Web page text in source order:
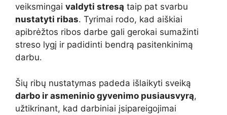
veiksmingai valdyti stresą taip pat svarbu
nustatyti ribas. Tyrimai rodo, kad aiškiai
apibrėžtos ribos darbe gali gerokai sumažinti
streso lygį ir padidinti bendrą pasitenkinimą
darbu.
Šių ribų nustatymas padeda išlaikyti sveiką
darbo ir asmeninio gyvenimo pusiausvyrą,
užtikrinant, kad darbiniai įsipareigojimai